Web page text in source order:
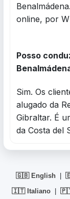
online, por
Posso
Sim. Os
alugado da
Gibraltar. É
da Costa del
🇬🇧 English
🇮🇹 Italiano